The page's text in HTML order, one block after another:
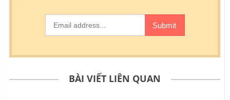
BÀI VIẾT LIÊN QUAN